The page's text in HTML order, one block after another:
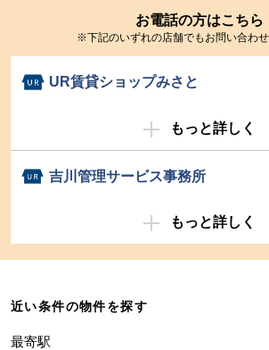
お電話の方はこちら
※下記のいずれの店舗でもお問い合わせ
UR賃貸ショップみさと
もっと詳しく
吉川管理サービス事務所
もっと詳しく
近い条件の物件を探す
最寄駅